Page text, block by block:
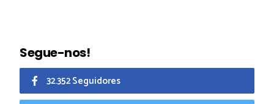
Segue-nos!
32.352 Seguidores